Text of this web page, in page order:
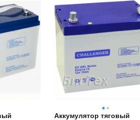
Аккумулятор тяговый